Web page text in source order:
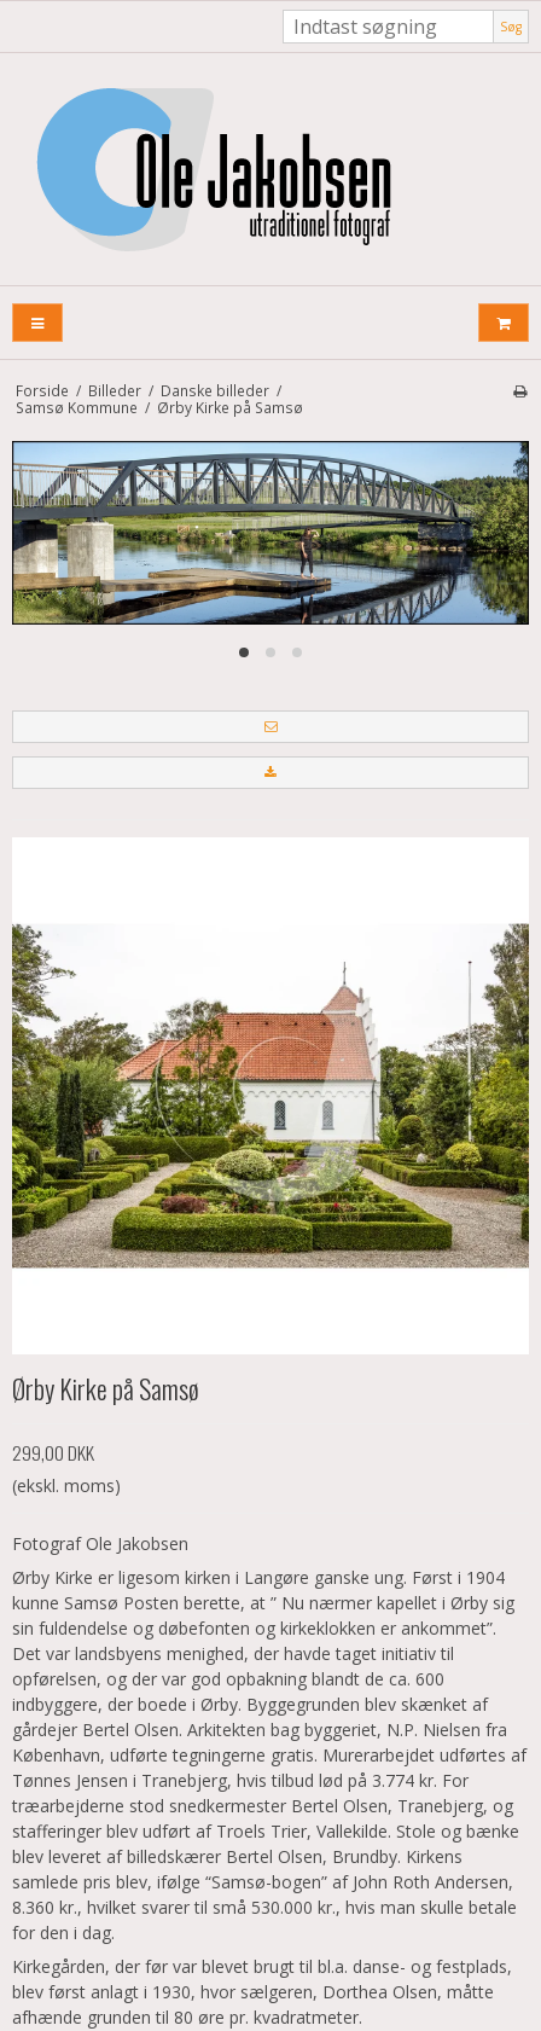
Søg
Forside / Billeder / Danske billeder /
Samsø Kommune / Ørby Kirke på Samsø
Ørby Kirke på Samsø
299,00 DKK
(ekskl. moms)
Fotograf Ole Jakobsen
Ørby Kirke er ligesom kirken i Langøre ganske ung. Først i 1904
kunne Samsø Posten berette, at ” Nu nærmer kapellet i Ørby sig
sin fuldendelse og døbefonten og kirkeklokken er ankommet”.
Det var landsbyens menighed, der havde taget initiativ til
opførelsen, og der var god opbakning blandt de ca. 600
indbyggere, der boede i Ørby. Byggegrunden blev skænket af
gårdejer Bertel Olsen. Arkitekten bag byggeriet, N.P. Nielsen fra
København, udførte tegningerne gratis. Murerarbejdet udførtes af
Tønnes Jensen i Tranebjerg, hvis tilbud lød på 3.774 kr. For
træarbejderne stod snedkermester Bertel Olsen, Tranebjerg, og
stafferinger blev udført af Troels Trier, Vallekilde. Stole og bænke
blev leveret af billedskærer Bertel Olsen, Brundby. Kirkens
samlede pris blev, ifølge “Samsø-bogen” af John Roth Andersen,
8.360 kr., hvilket svarer til små 530.000 kr., hvis man skulle betale
for den i dag.
Kirkegården, der før var blevet brugt til bl.a. danse- og festplads,
blev først anlagt i 1930, hvor sælgeren, Dorthea Olsen, måtte
afhænde grunden til 80 øre pr. kvadratmeter.